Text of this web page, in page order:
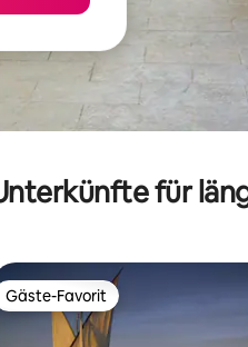
für
Gäste-Favorit
Gäste-Favorit